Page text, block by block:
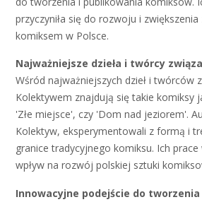
przyczyniła się do rozwoju i
komiksem w Polsce.
Najważniejsze dzieła i twórcy
Wśród najważniejszych dzieł i twórców
Kolektywem znajdują się takie komiksy
'Złe miejsce', czy 'Dom nad jeziorem'.
Kolektyw, eksperymentowali z formą i
granice tradycyjnego komiksu. Ich prace
wpływ na rozwój polskiej sztuki
Innowacyjne podejście do